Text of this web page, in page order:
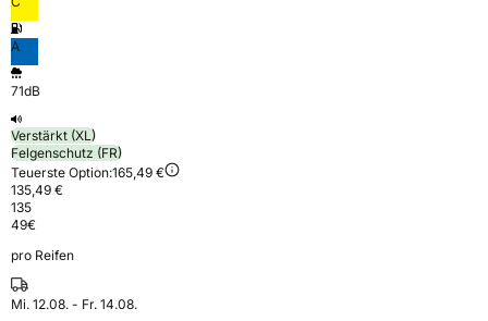
A
71dB
Verstärkt (XL)
Felgenschutz (FR)
Teuerste Option:165,49 €
135,49 €
135
49€
pro Reifen
Mi. 12.08. - Fr. 14.08.